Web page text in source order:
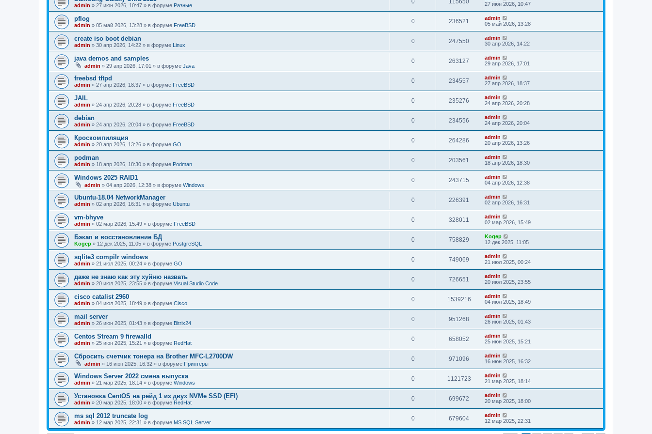
admin » 27 июн 2026, 10:47 » в форуме Разные
0 115650
27 июн 2026, 10:47
pflog
admin » 05 май 2026, 13:28 » в форуме FreeBSD
0 236521
admin
05 май 2026, 13:28
create iso boot debian
admin » 30 апр 2026, 14:22 » в форуме Linux
0 247550
admin
30 апр 2026, 14:22
java demos and samples
admin » 29 апр 2026, 17:01 » в форуме Java
0 263127
admin
29 апр 2026, 17:01
freebsd tftpd
admin » 27 апр 2026, 18:37 » в форуме FreeBSD
0 234557
admin
27 апр 2026, 18:37
JAIL
admin » 24 апр 2026, 20:28 » в форуме FreeBSD
0 235276
admin
24 апр 2026, 20:28
debian
admin » 24 апр 2026, 20:04 » в форуме FreeBSD
0 234556
admin
24 апр 2026, 20:04
Кроскомпиляция
admin » 20 апр 2026, 13:26 » в форуме GO
0 264286
admin
20 апр 2026, 13:26
podman
admin » 18 апр 2026, 18:30 » в форуме Podman
0 203561
admin
18 апр 2026, 18:30
Windows 2025 RAID1
admin » 04 апр 2026, 12:38 » в форуме Windows
0 243715
admin
04 апр 2026, 12:38
Ubuntu-18.04 NetworkManager
admin » 02 апр 2026, 16:31 » в форуме Ubuntu
0 226391
admin
02 апр 2026, 16:31
vm-bhyve
admin » 02 мар 2026, 15:49 » в форуме FreeBSD
0 328011
admin
02 мар 2026, 15:49
Бэкап и восстановление БД
Kogep » 12 дек 2025, 11:05 » в форуме PostgreSQL
0 758829
Kogep
12 дек 2025, 11:05
sqlite3 compilr windows
admin » 21 июл 2025, 00:24 » в форуме GO
0 749069
admin
21 июл 2025, 00:24
даже не знаю как эту хуйню назвать
admin » 20 июл 2025, 23:55 » в форуме Visual Studio Code
0 726651
admin
20 июл 2025, 23:55
cisco catalist 2960
admin » 04 июл 2025, 18:49 » в форуме Cisco
0 1539216
admin
04 июл 2025, 18:49
mail server
admin » 26 июн 2025, 01:43 » в форуме Bitrix24
0 951268
admin
26 июн 2025, 01:43
Centos Stream 9 firewalld
admin » 25 июн 2025, 15:21 » в форуме RedHat
0 658052
admin
25 июн 2025, 15:21
Сбросить счетчик тонера на Brother MFC-L2700DW
admin » 16 июн 2025, 16:32 » в форуме Принтеры
0 971096
admin
16 июн 2025, 16:32
Windows Server 2022 смена выпуска
admin » 21 мар 2025, 18:14 » в форуме Windows
0 1121723
admin
21 мар 2025, 18:14
Установка CentOS на рейд 1 из двух NVMe SSD (EFI)
admin » 20 мар 2025, 18:00 » в форуме RedHat
0 699672
admin
20 мар 2025, 18:00
ms sql 2012 truncate log
admin » 12 мар 2025, 22:31 » в форуме MS SQL Server
0 679604
admin
12 мар 2025, 22:31